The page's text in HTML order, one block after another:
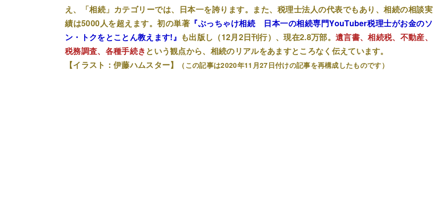
え、「相続」カテゴリーでは、日本一を誇ります。また、税理士法人の代表でもあり、相続の相談実
績は5000人を超えます。初の単著 『ぶっちゃけ相続 日本一の相続専門YouTuber税理士がお金のソ
ン・トクをとことん教えます!』 も出版し（12月2日刊行）、現在2.8万部。遺言書、相続税、不動産、
税務調査、各種手続きという観点から、相続のリアルをあますところなく伝えています。
【イラスト：伊藤ハムスター】
（この記事は2020年11月27日付けの記事を再構成したものです）